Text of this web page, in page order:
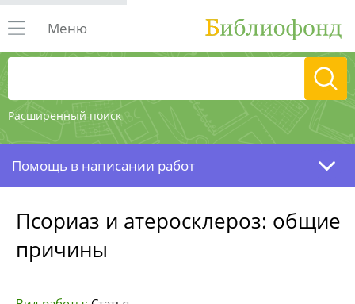
Расширенный поиск
Меню
Помощь в написании работ
Псориаз и атеросклероз: общие
причины